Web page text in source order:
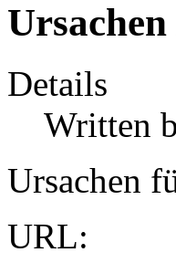
Details
Written
Ursachen
URL: